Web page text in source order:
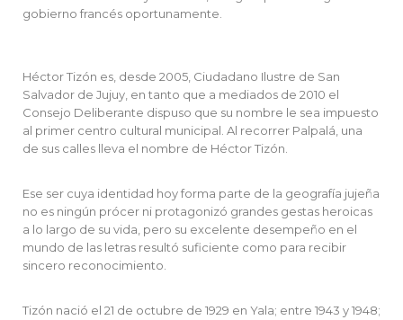
gobierno francés oportunamente.
Héctor Tizón es, desde 2005, Ciudadano Ilustre de San
Salvador de Jujuy, en tanto que a mediados de 2010 el
Consejo Deliberante dispuso que su nombre le sea impuesto
al primer centro cultural municipal. Al recorrer Palpalá, una
de sus calles lleva el nombre de Héctor Tizón.
Ese ser cuya identidad hoy forma parte de la geografía jujeña
no es ningún prócer ni protagonizó grandes gestas heroicas
a lo largo de su vida, pero su excelente desempeño en el
mundo de las letras resultó suficiente como para recibir
sincero reconocimiento.
Tizón nació el 21 de octubre de 1929 en Yala; entre 1943 y 1948;